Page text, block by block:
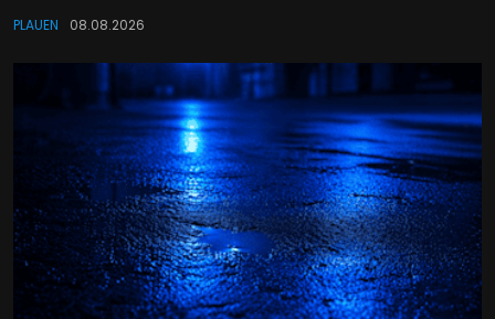
PLAUEN 08.08.2026